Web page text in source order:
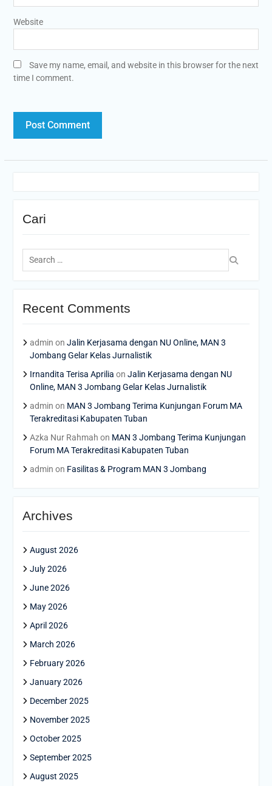
Website
Save my name, email, and website in this browser for the next
time I comment.
Cari
Search
for:
Recent Comments
admin on Jalin Kerjasama dengan NU Online, MAN 3
Jombang Gelar Kelas Jurnalistik
Irnandita Terisa Aprilia on Jalin Kerjasama dengan NU
Online, MAN 3 Jombang Gelar Kelas Jurnalistik
admin on MAN 3 Jombang Terima Kunjungan Forum MA
Terakreditasi Kabupaten Tuban
Azka Nur Rahmah on MAN 3 Jombang Terima Kunjungan
Forum MA Terakreditasi Kabupaten Tuban
admin on Fasilitas & Program MAN 3 Jombang
Archives
August 2026
July 2026
June 2026
May 2026
April 2026
March 2026
February 2026
January 2026
December 2025
November 2025
October 2025
September 2025
August 2025